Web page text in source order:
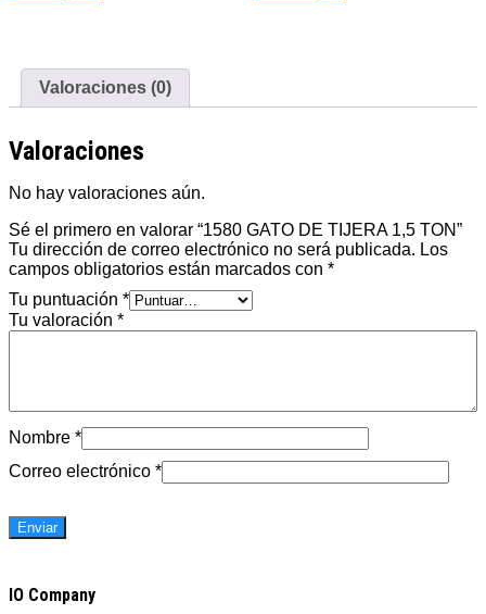
Valoraciones (0)
Valoraciones
No hay valoraciones aún.
Sé el primero en valorar “1580 GATO DE TIJERA 1,5 TON”
Tu dirección de correo electrónico no será publicada. Los
campos obligatorios están marcados con *
Tu puntuación *
Tu valoración *
Nombre *
Correo electrónico *
IO Company